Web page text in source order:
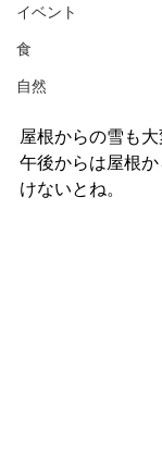
イベント
食
自然
屋根からの雪も
午後からは屋根
けないとね。